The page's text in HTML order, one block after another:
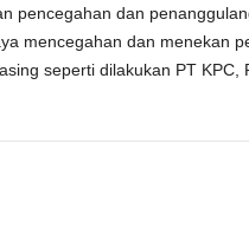
pencegahan dan
mencegahan dan menekan
seperti dilakukan PT KPC,